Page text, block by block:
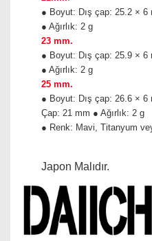
● Boyut: Dış çap: 25.2 ×
● Ağırlık: 2 g
23 mm.
● Boyut: Dış çap: 25.9 ×
● Ağırlık: 2 g
25 mm.
● Boyut: Dış çap: 26.6 ×
Çap: 21 mm ● Ağırlık: 2 g
● Renk: Mavi, Titanyum
Japon Malıdır.